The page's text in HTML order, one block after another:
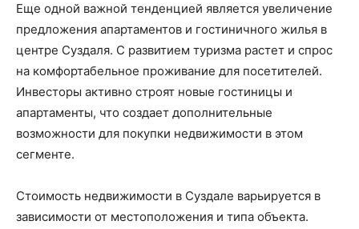
Еще одной важной тенденцией является увеличение
предложения апартаментов и гостиничного жилья в
центре Суздаля. С развитием туризма растет и спрос
на комфортабельное проживание для посетителей.
Инвесторы активно строят новые гостиницы и
апартаменты, что создает дополнительные
возможности для покупки недвижимости в этом
сегменте.
Стоимость недвижимости в Суздале варьируется в
зависимости от местоположения и типа объекта.